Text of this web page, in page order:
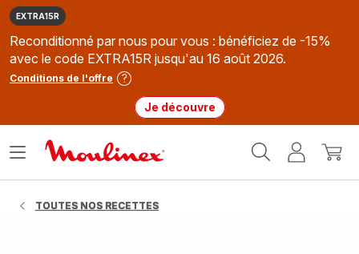
EXTRA15R
Reconditionné par nous pour vous : bénéficiez de -15%
avec le code EXTRA15R jusqu'au 16 août 2026.
Conditions de l'offre
Je découvre
MonMon
Ouvrir
TOUTES NOS RECETTES